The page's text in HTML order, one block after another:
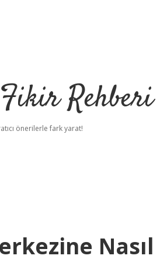
Rehberi
önerilerle fark yarat!
Nasıl